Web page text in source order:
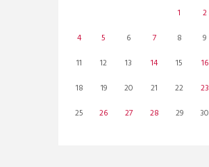
1 2
4
5 6 7 8 9
11
12 13 14 15 16
18
19 20 21 22 23
25
26 27 28 29 30